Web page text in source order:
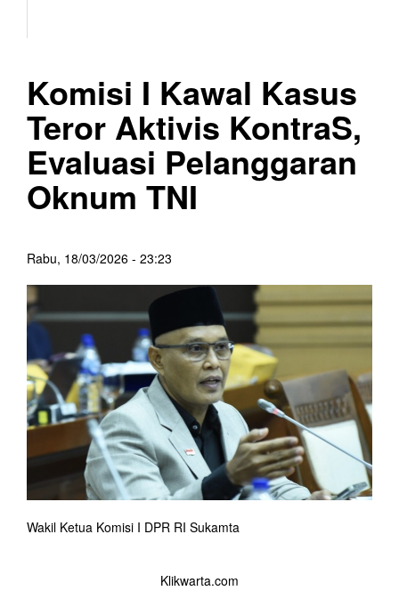
Komisi I Kawal Kasus
Teror Aktivis KontraS,
Evaluasi Pelanggaran
Oknum TNI
Rabu, 18/03/2026 - 23:23
Wakil Ketua Komisi I DPR RI Sukamta
Klikwarta.com